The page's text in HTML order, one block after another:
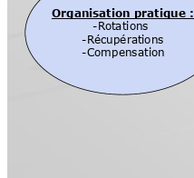
Organisation pratique :
-Rotations
-Récupérations
-Compensation